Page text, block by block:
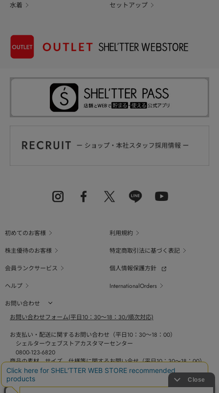
水着 セットアップ
初めてのお客様
利用規約
株主優待のお客様
特定商取引法に基づく表記
会員ランクサービス
個人情報保護方針
ヘルプ
InternationalOrders
お問い合わせ
お問い合わせフォーム(平日10：30～18：30/順次対応)
お支払い・配送に関するお問い合わせ（平日10：30～18：00）
シェルターウェブストアカスタマーセンター
0800-123-6820
商品の素材、サイズ、仕様等に関するお問い合せ（平日10：30～18：00）
バロックジャパンリミテッドコールセンター
03-6730-9191